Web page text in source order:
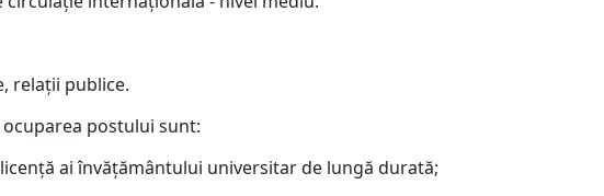
relaţii publice.
postului sunt:
ai învăţământului universitar de lungă durată;